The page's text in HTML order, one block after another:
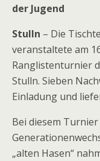
der Jugend
Stulln – Die
veranstaltete am
Ranglistenturnier
Stulln. Sieben
Einladung und
Bei diesem
„alten Hasen“